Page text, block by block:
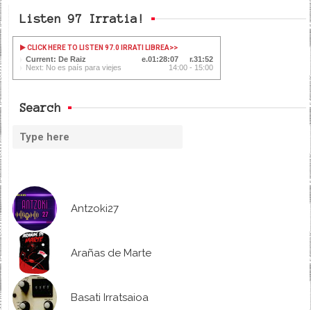
Listen 97 Irratia!
CLICK HERE TO LISTEN 97.0 IRRATI LIBREA>>
Current: De Raiz 01:28:08
31:51
Next: No es país para viejes
14:00 - 15:00
Search
Antzoki27
Arañas de Marte
Basati Irratsaioa